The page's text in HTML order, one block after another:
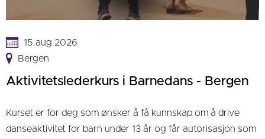
15.aug.2026
Bergen
Aktivitetslederkurs i Barnedans - Bergen
Kurset er for deg som ønsker å få kunnskap om å drive
danseaktivitet for barn under 13 år og får autorisasjon som